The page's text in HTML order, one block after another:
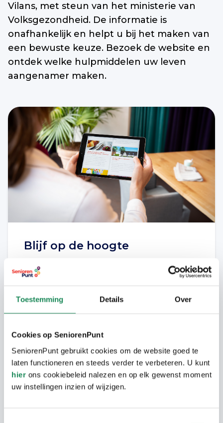
Toestemming Details Over
Cookies op SeniorenPunt
SeniorenPunt gebruikt cookies om de website goed te
laten functioneren en steeds verder te verbeteren. U kunt
hier ons cookiebeleid nalezen en op elk gewenst moment
uw instellingen inzien of wijzigen.
Vilans, met steun van het ministerie van
Volksgezondheid. De informatie is
onafhankelijk en helpt u bij het maken van
een bewuste keuze. Bezoek de website en
ontdek welke hulpmiddelen uw leven
aangenamer maken.
Blijf op de hoogte
In onze maandelijkse e-mail nieuwsbrief
SeniorenPunt. En informeren we u als
eerste over relevante bijeenkomsten. De
samenwerkingspartners Wooninc., Vitalis,
Schrijf u in